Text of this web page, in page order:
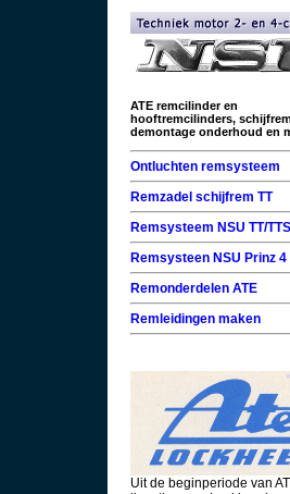
ATE remcilinder en
hooftremcilinders,
demontage onderhoud en
Ontluchten remsysteem
Remzadel schijfrem TT
Remsysteem NSU TT/TTS
Remsysteen NSU Prinz 4
Remonderdelen ATE
Remleidingen maken
Uit de beginperiode van